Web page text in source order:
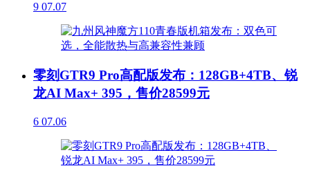
9 07.07
零刻GTR9 Pro高配版发布：128GB+4TB、锐
龙AI Max+ 395，售价28599元
6 07.06